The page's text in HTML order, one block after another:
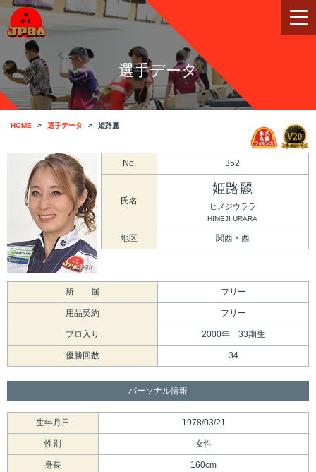
選手データ
HOME 選手データ 姫路麗
No. 352
氏名
姫路麗
ヒメジウララ
HIMEJI URARA
地区 関西・西
所 属 フリー
用品契約 フリー
プロ入り 2000年 33期生
優勝回数 34
パーソナル情報
生年月日 1978/03/21
性別 女性
身長 160cm